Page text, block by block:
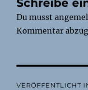
Schreibe
Du musst
Kommentar
VERÖFFENTLICHT